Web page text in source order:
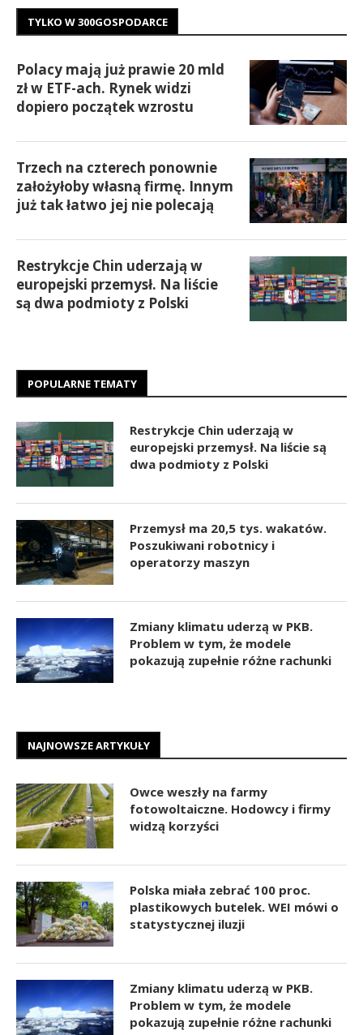
TYLKO W 300GOSPODARCE
Polacy mają już prawie 20 mld
zł w ETF-ach. Rynek widzi
dopiero początek wzrostu
Trzech na czterech ponownie
założyłoby własną firmę. Innym
już tak łatwo jej nie polecają
Restrykcje Chin uderzają w
europejski przemysł. Na liście
są dwa podmioty z Polski
POPULARNE TEMATY
Restrykcje Chin uderzają w
europejski przemysł. Na liście są
dwa podmioty z Polski
Przemysł ma 20,5 tys. wakatów.
Poszukiwani robotnicy i
operatorzy maszyn
Zmiany klimatu uderzą w PKB.
Problem w tym, że modele
pokazują zupełnie różne rachunki
NAJNOWSZE ARTYKUŁY
Owce weszły na farmy
fotowoltaiczne. Hodowcy i firmy
widzą korzyści
Polska miała zebrać 100 proc.
plastikowych butelek. WEI mówi o
statystycznej iluzji
Zmiany klimatu uderzą w PKB.
Problem w tym, że modele
pokazują zupełnie różne rachunki